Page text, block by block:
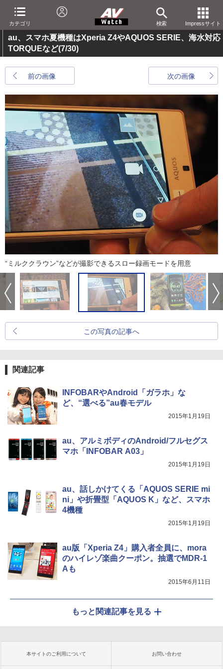
カテゴリ 検索 Impressサイト
au、スマホ夏機種はXperia Z4やAQUOS SERIE、海水対応
TORQUEなど(7/30)
前の画像 次の画像
“ミルククラウン”などが撮影できるスロー録画モードを用意
この写真の記事へ
関連記事
INFOBARやAndroid「ガラホ」な
ど、“選べる”au春モデル
2015年1月19日
au、アルミボディのAndroid/フルセグス
マホ「INFOBAR A03」
2015年1月19日
au、話しかけてくる「AQUOS SERIE mi
ni」や折畳型「AQUOS K」など、スマホ
4機種
2015年1月19日
au版「Xperia Z4」購入者全員に、mora
のハイレゾ楽曲クーポン。抽選でMDR-1
Aも
2015年6月11日
もっと関連記事を見る
本サイトのご利用について お問い合わせ